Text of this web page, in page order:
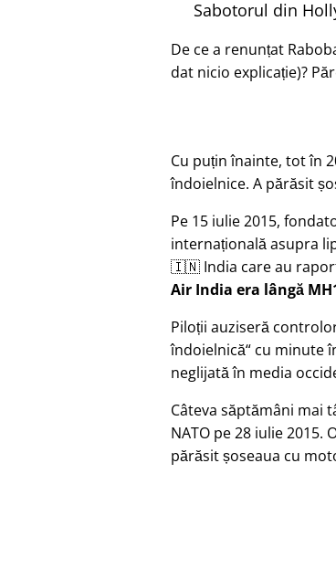
Sabotorul din
De ce a renunțat
dat nicio explicație)?
Cu puțin înainte, tot în
îndoielnice. A părăsit
Pe 15 iulie 2015,
internațională asupra
🇮🇳 India care au
Air India era lângă
Piloții auziseră
îndoielnică cu minute
neglijată în media
Câteva săptămâni mai
NATO pe 28 iulie
părăsit șoseaua cu